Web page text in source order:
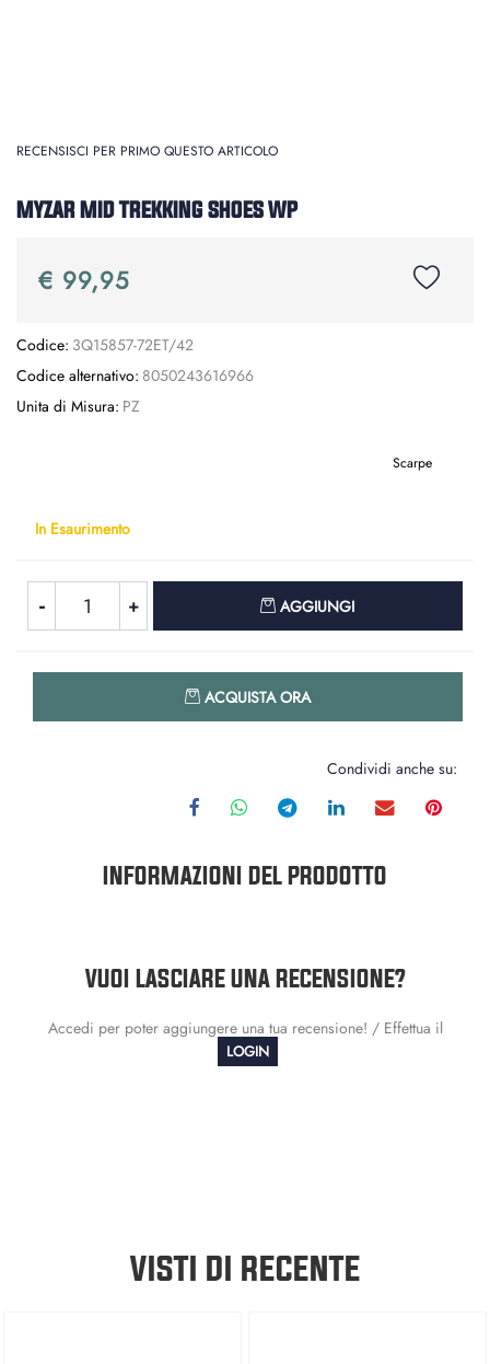
RECENSISCI PER PRIMO QUESTO ARTICOLO
MYZAR MID TREKKING SHOES WP
€ 99,95
Codice: 3Q15857-72ET/42
Codice alternativo: 8050243616966
Unita di Misura: PZ
Scarpe
In Esaurimento
AGGIUNGI
ACQUISTA ORA
Condividi anche su:
INFORMAZIONI DEL PRODOTTO
VUOI LASCIARE UNA RECENSIONE?
Accedi per poter aggiungere una tua recensione! / Effettua il
LOGIN
VISTI DI RECENTE